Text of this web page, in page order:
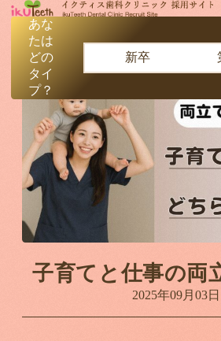
あな
たは
どの
タイ
プ？
新卒
ホーム» 子育てと仕事の両立
子育てと仕事の両
2025年09月03日